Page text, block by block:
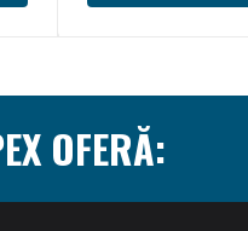
OFERĂ: